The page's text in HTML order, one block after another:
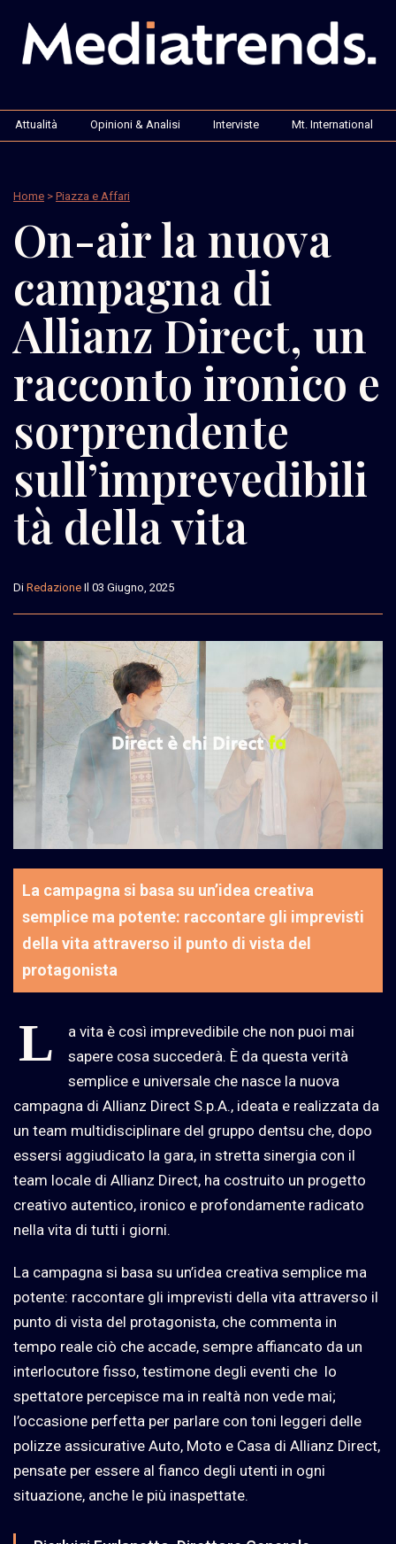
Attualità Opinioni & Analisi Interviste Mt. International
Home > Piazza e Affari
On-air la nuova
campagna di
Allianz Direct, un
racconto ironico e
sorprendente
sull’imprevedibili
tà della vita
Di Redazione Il 03 Giugno, 2025
La campagna si basa su un’idea creativa
semplice ma potente: raccontare gli imprevisti
della vita attraverso il punto di vista del
protagonista
L
a vita è così imprevedibile che non puoi mai
sapere cosa succederà. È da questa verità
semplice e universale che nasce la nuova
campagna di Allianz Direct S.p.A., ideata e realizzata da
un team multidisciplinare del gruppo dentsu che, dopo
essersi aggiudicato la gara, in stretta sinergia con il
team locale di Allianz Direct, ha costruito un progetto
creativo autentico, ironico e profondamente radicato
nella vita di tutti i giorni.
La campagna si basa su un’idea creativa semplice ma
potente: raccontare gli imprevisti della vita attraverso il
punto di vista del protagonista, che commenta in
tempo reale ciò che accade, sempre affiancato da un
interlocutore fisso, testimone degli eventi che lo
spettatore percepisce ma in realtà non vede mai;
l’occasione perfetta per parlare con toni leggeri delle
polizze assicurative Auto, Moto e Casa di Allianz Direct,
pensate per essere al fianco degli utenti in ogni
situazione, anche le più inaspettate.